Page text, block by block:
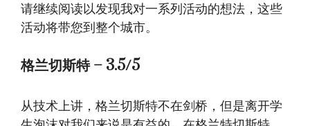
请继续阅读以发现我对一系列活动的想法，这些
活动将带您到整个城市。
格兰切斯特 – 3.5/5
从技术上讲，格兰切斯特不在剑桥，但是离开学